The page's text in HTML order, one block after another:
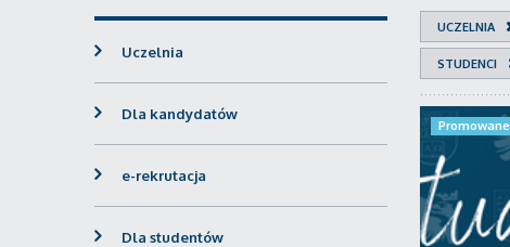
UCZELNIA
STUDENCI
Promowane
Uczelnia
Dla kandydatów
e-rekrutacja
Dla studentów